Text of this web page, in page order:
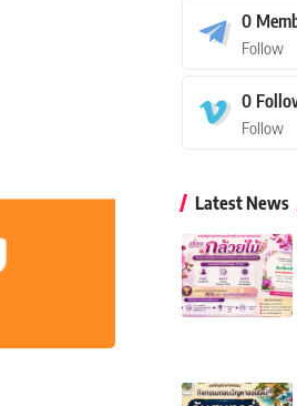
0
Follow
0
Follow
Latest News